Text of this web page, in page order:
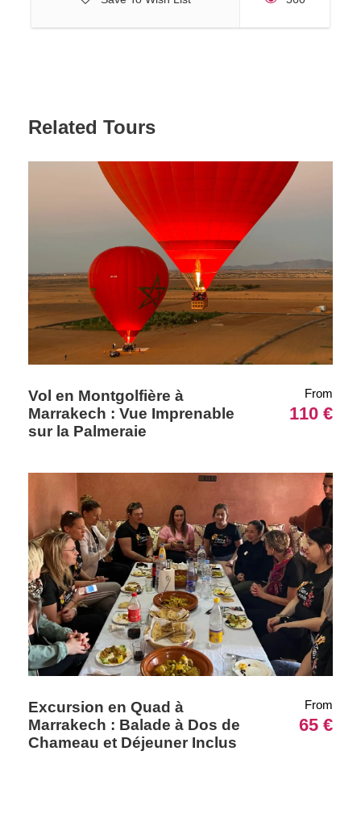
Related Tours
Vol en Montgolfière à
Marrakech : Vue Imprenable
sur la Palmeraie
From
110 €
Excursion en Quad à
Marrakech : Balade à Dos de
Chameau et Déjeuner Inclus
From
65 €